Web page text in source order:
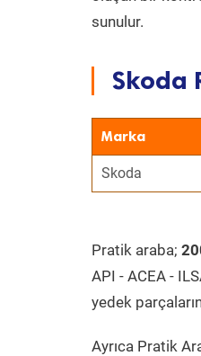
sunulur.
Skoda
Marka
Skoda
Pratik araba;
API - ACEA -
yedek
Ayrıca Pratik